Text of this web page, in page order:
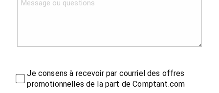
Je consens à recevoir par courriel des offres
promotionnelles de la part de Comptant.com